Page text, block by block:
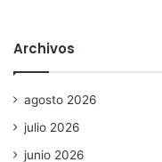
Archivos
agosto 2026
julio 2026
junio 2026